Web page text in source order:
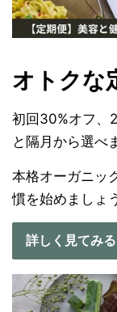
オトクな
初回30%オフ、
と隔月から選べ
本格オーガニッ
慣を始めましょ
詳しく見てみる